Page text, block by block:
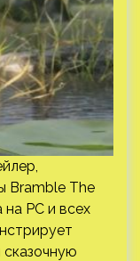
Bramble The
PC и всех